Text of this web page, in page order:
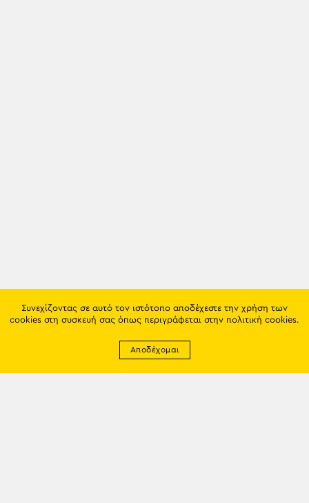
Συνεχίζοντας σε αυτό τον ιστότοπο αποδέχεστε την χρήση των
cookies στη συσκευή σας όπως περιγράφεται στην πολιτική cookies.
Αποδέχομαι